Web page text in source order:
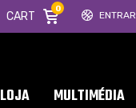
ENTRAR
CART
0
LOJA MULTIMÉDIA